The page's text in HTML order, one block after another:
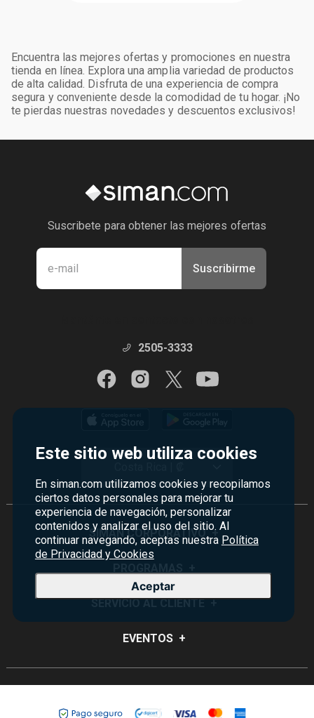
Este sitio web utiliza cookies
En siman.com utilizamos cookies y recopilamos
ciertos datos personales para mejorar tu
experiencia de navegación, personalizar
contenidos y analizar el uso del sitio. Al
continuar navegando, aceptas nuestra Política
de Privacidad y Cookies
Aceptar
Encuentra las mejores ofertas y promociones en nuestra
tienda en línea. Explora una amplia variedad de productos
de alta calidad. Disfruta de una experiencia de compra
segura y conveniente desde la comodidad de tu hogar. ¡No
te pierdas nuestras novedades y descuentos exclusivos!
Suscribete para obtener las mejores ofertas
Suscribirme
2505-3333
SIMAN CORPORATIVO +
Visión y Misión
Sucursales
Monedero
Certificados de Regalo
Credisiman
SERVICIO AL CLIENTE +
Preguntas Frecuentes
Contáctenos
Seguridad del sitio
EVENTOS +
Rebajas